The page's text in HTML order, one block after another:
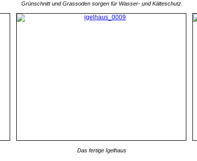
Grünschnitt und Grassoden sorgen für Wasser- und Kälteschutz.
Das fertige Igelhaus